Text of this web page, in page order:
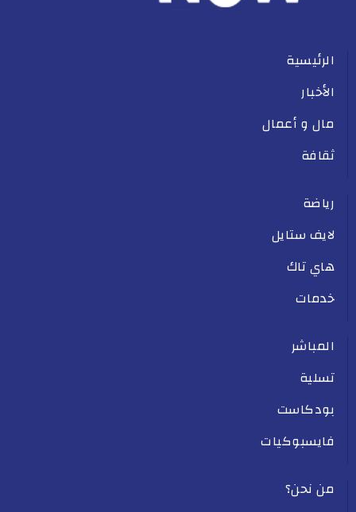
الرئيسية
الأخبار
مال و أعمال
ثقافة
رياضة
لايف ستايل
هاي تاك
خدمات
المباشر
تسلية
بودكاست
فايسبوكيات
من نحن؟